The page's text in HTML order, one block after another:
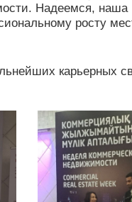
Надеемся, наша
росту
карьерных